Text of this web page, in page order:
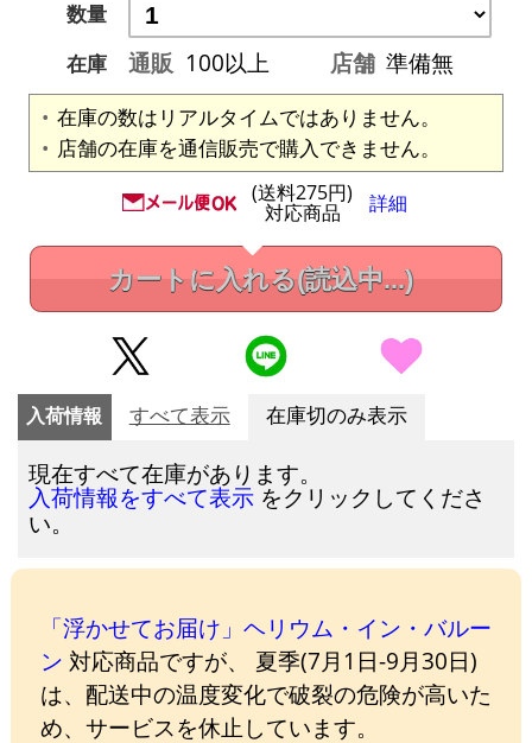
数量
在庫
通販 100以上 店舗 準備無
在庫の数はリアルタイムではありません。
店舗の在庫を通信販売で購入できません。
(送料275円)
対応商品 詳細
カートに入れる(読込中...)
入荷情報 すべて表示 在庫切のみ表示
現在すべて在庫があります。
入荷情報をすべて表示 をクリックしてくださ
い。
「浮かせてお届け」ヘリウム・イン・バルー
ン 対応商品ですが、 夏季(7月1日-9月30日)
は、配送中の温度変化で破裂の危険が高いた
め、サービスを休止しています。